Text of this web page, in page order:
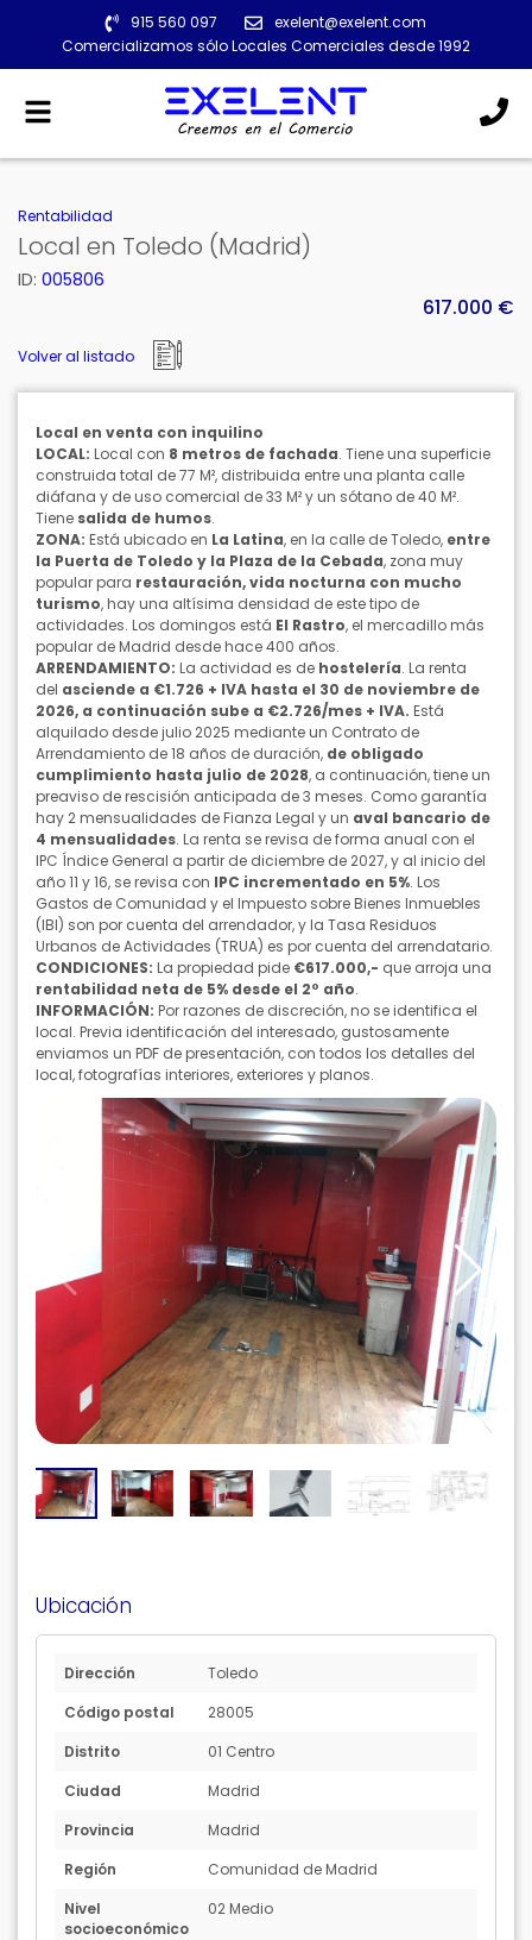
915 560 097
exelent@exelent.com
Comercializamos sólo Locales Comerciales desde 1992
Alternar
navegación
Rentabilidad
Local en Toledo (Madrid)
ID: 005806
617.000 €
Volver al listado
Local en venta con inquilino
LOCAL: Local con 8 metros de fachada. Tiene una superficie
construida total de 77 M², distribuida entre una planta calle
diáfana y de uso comercial de 33 M² y un sótano de 40 M².
Tiene salida de humos.
ZONA: Está ubicado en La Latina, en la calle de Toledo, entre
la Puerta de Toledo y la Plaza de la Cebada, zona muy
popular para restauración, vida nocturna con mucho
turismo, hay una altísima densidad de este tipo de
actividades. Los domingos está El Rastro, el mercadillo más
popular de Madrid desde hace 400 años.
ARRENDAMIENTO: La actividad es de hostelería. La renta
del asciende a €1.726 + IVA hasta el 30 de noviembre de
2026, a continuación sube a €2.726/mes + IVA. Está
alquilado desde julio 2025 mediante un Contrato de
Arrendamiento de 18 años de duración, de obligado
cumplimiento hasta julio de 2028, a continuación, tiene un
preaviso de rescisión anticipada de 3 meses. Como garantía
hay 2 mensualidades de Fianza Legal y un aval bancario de
4 mensualidades. La renta se revisa de forma anual con el
IPC Índice General a partir de diciembre de 2027, y al inicio del
año 11 y 16, se revisa con IPC incrementado en 5%. Los
Gastos de Comunidad y el Impuesto sobre Bienes Inmuebles
(IBI) son por cuenta del arrendador, y la Tasa Residuos
Urbanos de Actividades (TRUA) es por cuenta del arrendatario.
CONDICIONES: La propiedad pide €617.000,- que arroja una
rentabilidad neta de 5% desde el 2º año.
INFORMACIÓN: Por razones de discreción, no se identifica el
local. Previa identificación del interesado, gustosamente
enviamos un PDF de presentación, con todos los detalles del
local, fotografías interiores, exteriores y planos.
Ubicación
Dirección
Toledo
Código postal
28005
Distrito
01 Centro
Ciudad
Madrid
Provincia
Madrid
Región
Comunidad de Madrid
Nivel
socioeconómico
02 Medio